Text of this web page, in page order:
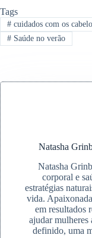
Tags
#cuidados com os
#Saúde no verão
Natasha
Natasha
corporal e
estratégias
vida.
em resultados
ajudar mulheres
definido, uma